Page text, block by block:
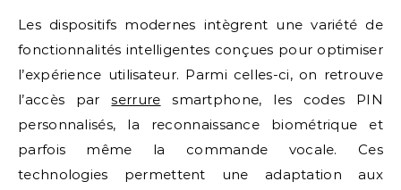
Les dispositifs modernes intègrent une variété de
fonctionnalités intelligentes conçues pour optimiser
l’expérience utilisateur. Parmi celles-ci, on retrouve
l’accès parserrure smartphone, les codes PIN
personnalisés, la reconnaissance biométrique et
parfois même la commande vocale. Ces
technologies permettent une adaptation aux